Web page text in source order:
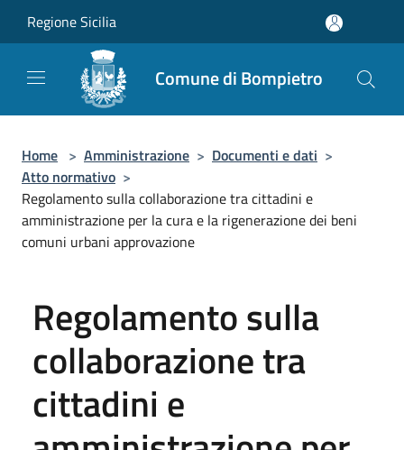
Regione Sicilia
Comune di Bompietro
Home > Amministrazione > Documenti e dati >
Atto normativo >
Regolamento sulla collaborazione tra cittadini e
amministrazione per la cura e la rigenerazione dei beni
comuni urbani approvazione
Regolamento sulla
collaborazione tra
cittadini e